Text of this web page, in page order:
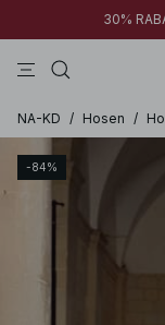
30%
NA-KD / Hosen /
-84%